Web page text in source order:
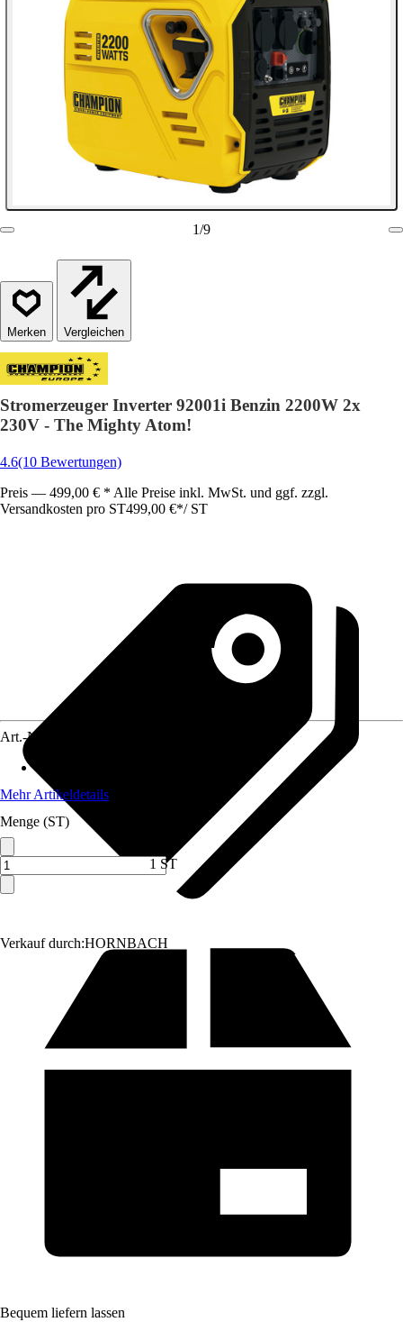
1/9
Vergleichen
Stromerzeuger Inverter 92001i Benzin 2200W 2x
230V - The Mighty Atom!
4.6(10 Bewertungen)
Preis — 499,00 € * Alle Preise inkl. MwSt. und ggf. zzgl.
Versandkosten pro ST499,00 €*/ ST
Verkauf durch:HORNBACH
Art.-Nr.
Mehr Artikeldetails
Menge (ST)
1 ST
Bequem liefern lassen